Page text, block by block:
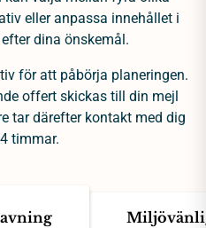
eller anpassa innehållet i
dina önskemål.
för att påbörja planeringen.
offert skickas till din mejl
tar därefter kontakt med dig
timmar.